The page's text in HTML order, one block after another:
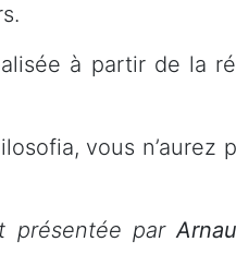
à partir de la
vous n’aurez
présentée par